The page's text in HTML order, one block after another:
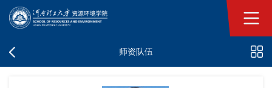
师资队伍